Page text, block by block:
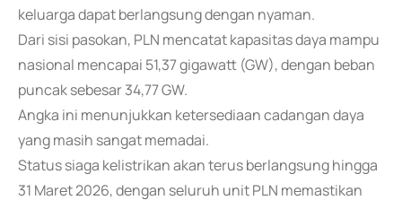
keluarga dapat berlangsung dengan nyaman.
Dari sisi pasokan, PLN mencatat kapasitas daya mampu
nasional mencapai 51,37 gigawatt (GW), dengan beban
puncak sebesar 34,77 GW.
Angka ini menunjukkan ketersediaan cadangan daya
yang masih sangat memadai.
Status siaga kelistrikan akan terus berlangsung hingga
31 Maret 2026, dengan seluruh unit PLN memastikan